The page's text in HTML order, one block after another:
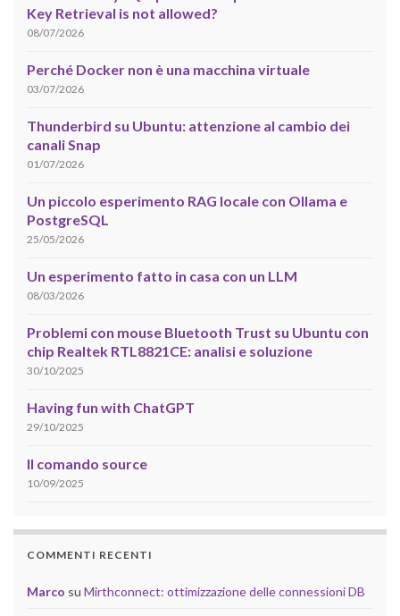
Key Retrieval is not allowed?
08/07/2026
Perché Docker non è una macchina virtuale
03/07/2026
Thunderbird su Ubuntu: attenzione al cambio dei
canali Snap
01/07/2026
Un piccolo esperimento RAG locale con Ollama e
PostgreSQL
25/05/2026
Un esperimento fatto in casa con un LLM
08/03/2026
Problemi con mouse Bluetooth Trust su Ubuntu con
chip Realtek RTL8821CE: analisi e soluzione
30/10/2025
Having fun with ChatGPT
29/10/2025
Il comando source
10/09/2025
COMMENTI RECENTI
Marco su Mirthconnect: ottimizzazione delle connessioni DB